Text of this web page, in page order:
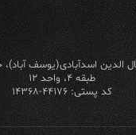
طبقه ۴، واحد ۱۲
کد پستی: ۴۴۱۷۶-۱۴۳۶۸